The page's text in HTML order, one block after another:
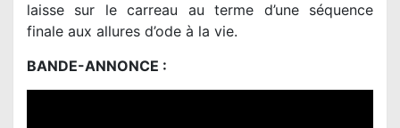
laisse sur le carreau au terme d’une séquence
finale aux allures d’ode à la vie.
BANDE-ANNONCE :